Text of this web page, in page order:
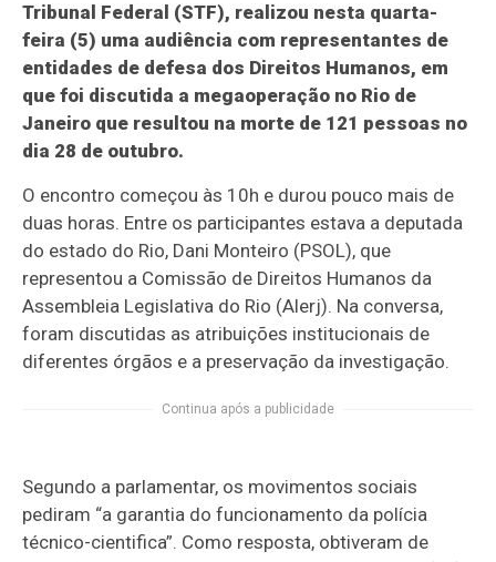
Tribunal Federal (STF), realizou nesta quarta-
feira (5) uma audiência com representantes de
entidades de defesa dos Direitos Humanos, em
que foi discutida a megaoperação no Rio de
Janeiro que resultou na morte de 121 pessoas no
dia 28 de outubro.
O encontro começou às 10h e durou pouco mais de
duas horas. Entre os participantes estava a deputada
do estado do Rio, Dani Monteiro (PSOL), que
representou a Comissão de Direitos Humanos da
Assembleia Legislativa do Rio (Alerj). Na conversa,
foram discutidas as atribuições institucionais de
diferentes órgãos e a preservação da investigação.
Continua após a publicidade
Segundo a parlamentar, os movimentos sociais
pediram “a garantia do funcionamento da polícia
técnico-cientifica”. Como resposta, obtiveram de